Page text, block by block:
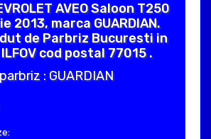
AVEO Saloon T250
2013, marca GUARDIAN.
de Parbriz Bucuresti in
ILFOV cod postal 77015 .
: GUARDIAN